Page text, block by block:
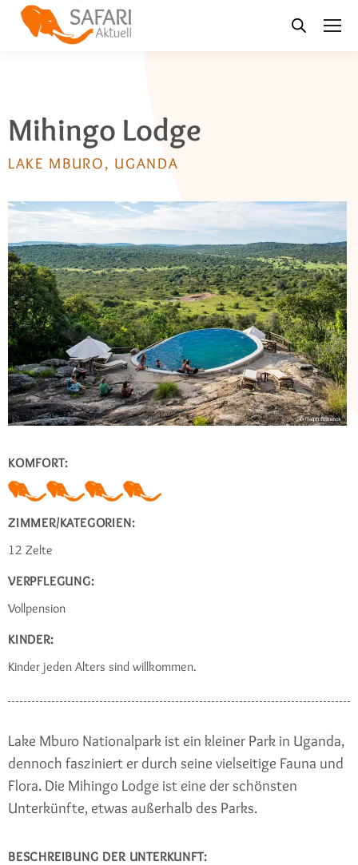
Mihingo Lodge
LAKE MBURO, UGANDA
KOMFORT:
ZIMMER/KATEGORIEN:
12 Zelte
VERPFLEGUNG:
Vollpension
KINDER:
Kinder jeden Alters sind willkommen.
Lake Mburo Nationalpark ist ein kleiner Park in Uganda,
dennoch fasziniert er durch seine vielseitige Fauna und
Flora. Die Mihingo Lodge ist eine der schönsten
Unterkünfte, etwas außerhalb des Parks.
BESCHREIBUNG DER UNTERKUNFT: